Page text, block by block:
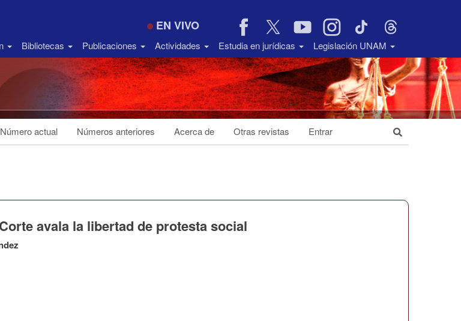
EN VIVO
Bibliotecas Publicaciones Actividades Estudia en jurídicas Legislación UNAM
Número actual Números anteriores Acerca de Otras revistas Entrar
avala la libertad de protesta social